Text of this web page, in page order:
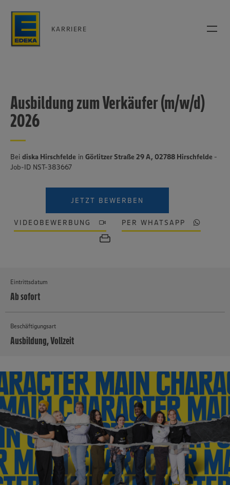
KARRIERE
Ausbildung zum Verkäufer (m/w/d)
2026
Bei diska Hirschfelde in Görlitzer Straße 29 A, 02788 Hirschfelde -
Job-ID NST-383667
JETZT BEWERBEN
VIDEOBEWERBUNG PER WHATSAPP
Eintrittsdatum
Ab sofort
Beschäftigungsart
Ausbildung, Vollzeit